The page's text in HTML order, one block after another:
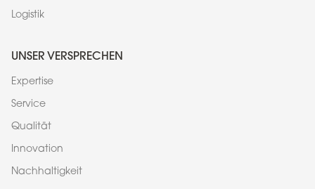
Logistik
UNSER VERSPRECHEN
Expertise
Service
Qualität
Innovation
Nachhaltigkeit